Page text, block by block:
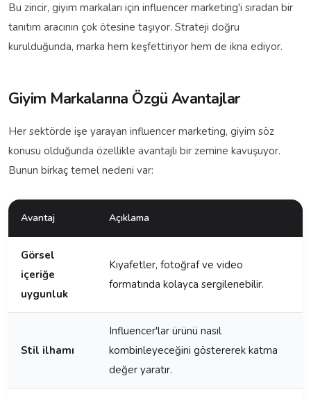
Bu zincir, giyim markaları için influencer marketing'i sıradan bir
tanıtım aracının çok ötesine taşıyor. Strateji doğru
kurulduğunda, marka hem keşfettiriyor hem de ikna ediyor.
Giyim Markalarına Özgü Avantajlar
Her sektörde işe yarayan influencer marketing, giyim söz
konusu olduğunda özellikle avantajlı bir zemine kavuşuyor.
Bunun birkaç temel nedeni var:
Avantaj Açıklama
Görsel
içeriğe
uygunluk
Kıyafetler, fotoğraf ve video
formatında kolayca sergilenebilir.
Stil ilhamı
Influencer'lar ürünü nasıl
kombinleyeceğini göstererek katma
değer yaratır.